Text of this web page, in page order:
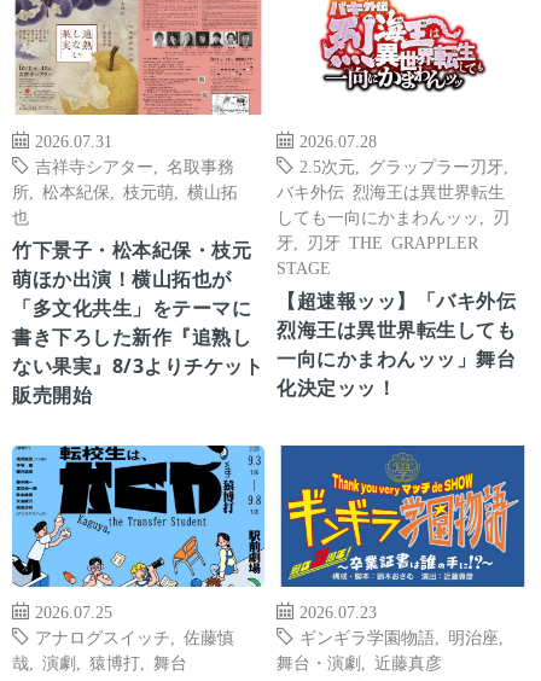
2026.07.31
吉祥寺シアター
名取事務
所
松本紀保 枝元萌
横山拓
也
竹下景子・松本紀保・枝元
萌ほか出演！横山拓也が
「多文化共生」をテーマに
書き下ろした新作『追熟し
ない果実』8/3よりチケット
販売開始
2026.07.28
2.5次元
グラップラー刃牙
バキ外伝 烈海王は異世界転生
しても一向にかまわんッッ
刃
牙
刃牙 THE GRAPPLER
STAGE
【超速報ッッ】「バキ外伝
烈海王は異世界転生しても
一向にかまわんッッ」舞台
化決定ッッ！
2026.07.25
アナログスイッチ
佐藤慎
哉
演劇 猿博打 舞台
2026.07.23
ギンギラ学園物語
明治座
舞台・演劇
近藤真彦